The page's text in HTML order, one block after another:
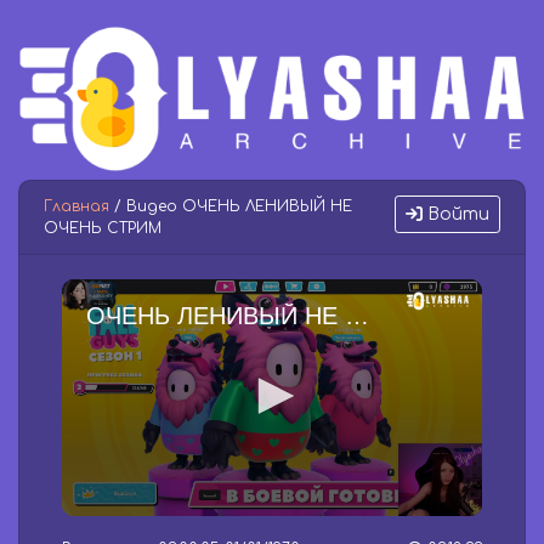
Войти
Главная / Видео ОЧЕНЬ ЛЕНИВЫЙ НЕ
ОЧЕНЬ СТРИМ
ОЧЕНЬ ЛЕНИВЫЙ НЕ ОЧЕНЬ СТРИМ